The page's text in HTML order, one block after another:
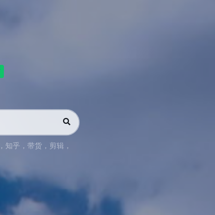
， 知乎 ， 带货 ， 剪辑 ，